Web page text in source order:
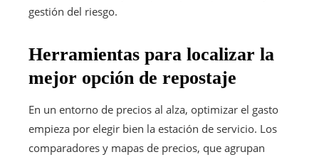
gestión del riesgo.
Herramientas para localizar la
mejor opción de repostaje
En un entorno de precios al alza, optimizar el gasto
empieza por elegir bien la estación de servicio. Los
comparadores y mapas de precios, que agrupan